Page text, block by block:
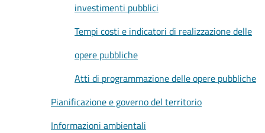
investimenti pubblici
Tempi costi e indicatori di realizzazione delle
opere pubbliche
Atti di programmazione delle opere pubbliche
Pianificazione e governo del territorio
Informazioni ambientali